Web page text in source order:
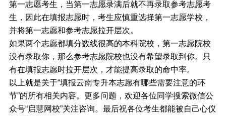
第一志愿考生，当第一志愿录满后就不再录取参考志愿考
生，因此在填报志愿时，考生应慎重选择第一志愿学校，
并将第一志愿和参考志愿拉开层次。
如果两个志愿都填分数线很高的本科院校，第一志愿院校
没有录取你，那么参考志愿院校也没有希望录取到你。只
有在填报志愿时拉开层次，才能提高录取的命中率。
以上就是关于“填报云南专升本志愿有哪些需要注意的环
节”的所有相关内容。更多问题，欢迎各位同学搜索微信公
众号“启慧网校”关注咨询。最后祝各位考生都能被自己心仪